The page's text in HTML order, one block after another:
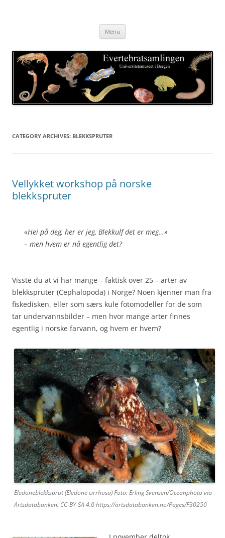
Menu
CATEGORY ARCHIVES: BLEKKSPRUTER
Vellykket workshop på norske
blekkspruter
«Hei på deg, her er jeg, Blekkulf det er meg…»
– men hvem er nå egentlig det?
Visste du at vi har mange – faktisk over 25 – arter av
blekkspruter (Cephalopoda) i Norge? Noen kjenner man fra
fiskedisken, eller som særs kule fotomodeller for de som
tar undervannsbilder – men hvor mange arter finnes
egentlig i norske farvann, og hvem er hvem?
Eledoneblekksprut (Eledone cirrhosa) Foto: Erling Svensen/Oceanphoto via
Artsdatabanken. CC-BY-SA 4.0 https://artsdatabanken.no/Pages/F30250